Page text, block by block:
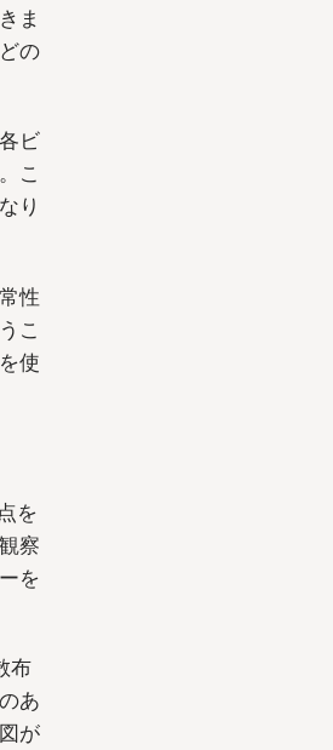
ま
の
ビ
こ
り
性
こ
使
を
察
を
布
あ
が